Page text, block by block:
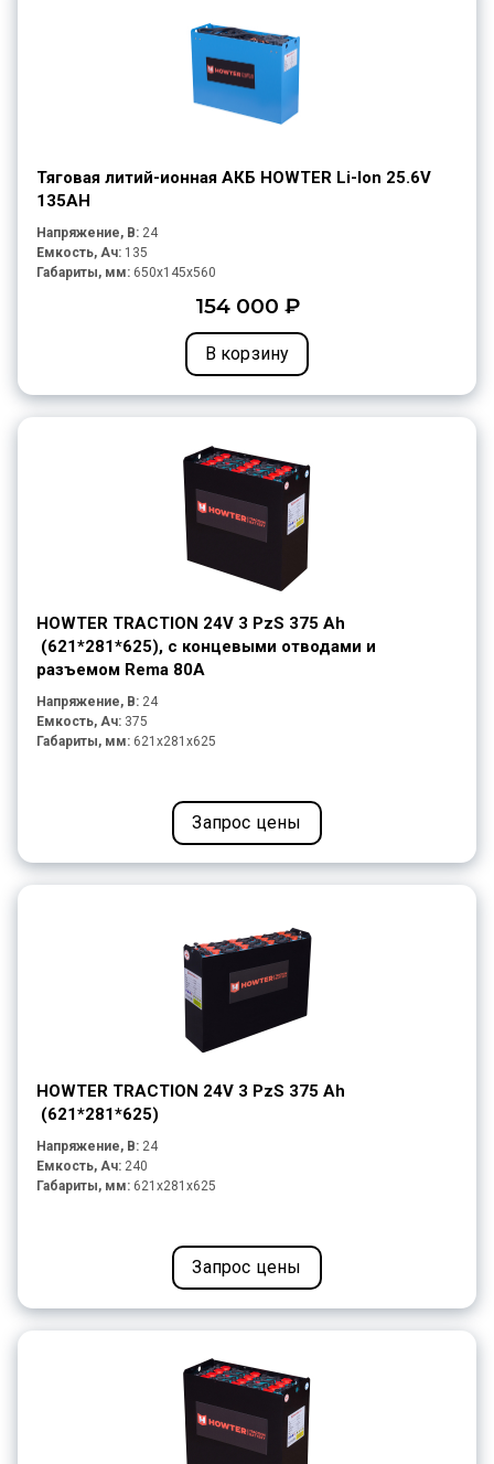
Тяговая литий-ионная АКБ HOWTER Li-Ion 25.6V
135AH
Напряжение, В: 24
Емкость, Ач: 135
Габариты, мм: 650x145x560
154 000 ₽
В корзину
HOWTER TRACTION 24V 3 PzS 375 Ah
(621*281*625), с концевыми отводами и
разъемом Rema 80A
Напряжение, В: 24
Емкость, Ач: 375
Габариты, мм: 621x281x625
Запрос цены
HOWTER TRACTION 24V 3 PzS 375 Ah
(621*281*625)
Напряжение, В: 24
Емкость, Ач: 240
Габариты, мм: 621x281x625
Запрос цены